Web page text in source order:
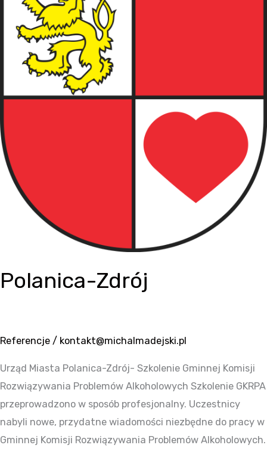
Polanica-Zdrój
Referencje / kontakt@michalmadejski.pl
Urząd Miasta Polanica-Zdrój- Szkolenie Gminnej Komisji
Rozwiązywania Problemów Alkoholowych Szkolenie GKRPA
przeprowadzono w sposób profesjonalny. Uczestnicy
nabyli nowe, przydatne wiadomości niezbędne do pracy w
Gminnej Komisji Rozwiązywania Problemów Alkoholowych.